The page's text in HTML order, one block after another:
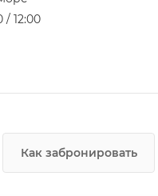
/ 12:00
Как забронировать